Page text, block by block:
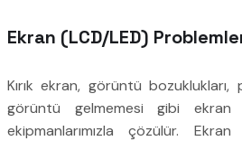
Ekran (LCD/LED)
Kırık ekran, görüntü
görüntü gelmemesi gibi ekran
ekipmanlarımızla çözülür.